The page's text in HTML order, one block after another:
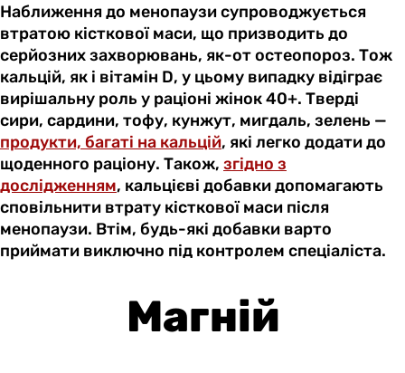
Наближення до менопаузи супроводжується
втратою кісткової маси, що призводить до
серйозних захворювань, як-от остеопороз. Тож
кальцій, як і вітамін D, у цьому випадку відіграє
вирішальну роль у раціоні жінок 40+. Тверді
сири, сардини, тофу, кунжут, мигдаль, зелень —
продукти, багаті на кальцій, які легко додати до
щоденного раціону. Також, згідно з
дослідженням, кальцієві добавки допомагають
сповільнити втрату кісткової маси після
менопаузи. Втім, будь-які добавки варто
приймати виключно під контролем спеціаліста.
Магній